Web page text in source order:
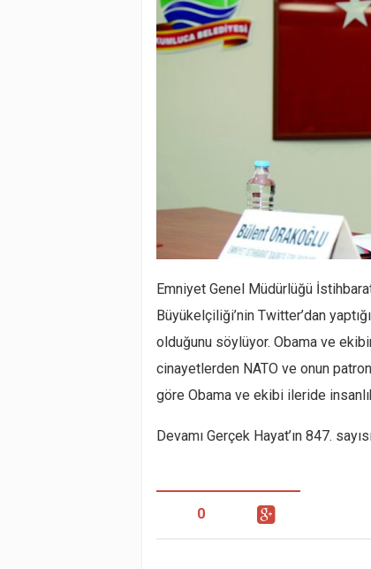
Emniyet Genel Müdürlüğü
Büyükelçiliği’nin Twitter’dan
olduğunu söylüyor. Obama ve
cinayetlerden NATO ve onun
göre Obama ve ekibi ileride
Devamı Gerçek Hayat’ın 847.
0